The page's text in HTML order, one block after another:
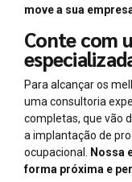
move a sua
Conte com
Para alcançar os
uma consultoria
completas, que vão
a implantação de
ocupacional.
Nossa
forma próxima e